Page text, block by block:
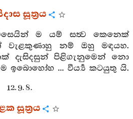
සූත්‍රය
ම යම් සත්‍ව කෙනෙක්
වැළකුණාහු නම් ඔහු මඳයහ.
දැසිදසුන් පිළිගැනුමෙන් නො
ඉබොහෝහ ... වීර්‍ය්‍ය කටයුතු යි.
12. 9. 8.
සූත්‍රය